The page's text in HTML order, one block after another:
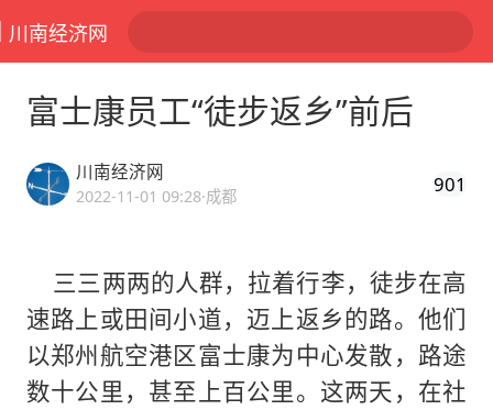
川南经济网
富士康员工“徒步返乡”前后
川南经济网
2022-11-01 09:28·成都 901
三三两两的人群，拉着行李，徒步在高
速路上或田间小道，迈上返乡的路。他们
以郑州航空港区富士康为中心发散，路途
数十公里，甚至上百公里。这两天，在社